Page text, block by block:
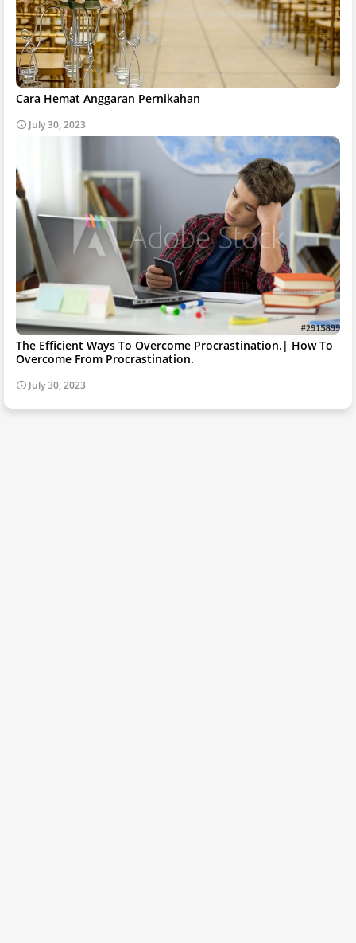
Cara Hemat Anggaran Pernikahan
July 30, 2023
The Efficient Ways To Overcome Procrastination.| How To
Overcome From Procrastination.
July 30, 2023